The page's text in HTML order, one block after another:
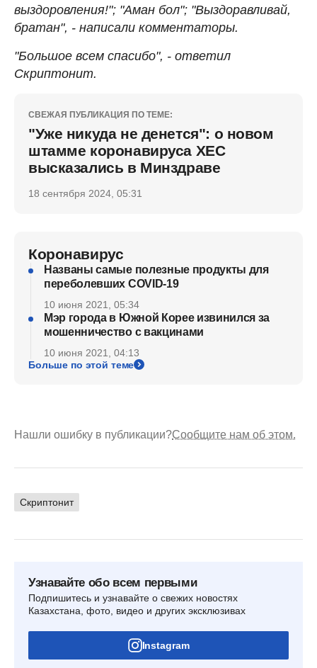
выздоровления!"; "Аман бол"; "Выздоравливай,
братан", - написали комментаторы.
"Большое всем спасибо", - ответил
Скриптонит.
СВЕЖАЯ ПУБЛИКАЦИЯ ПО ТЕМЕ:
"Уже никуда не денется": о новом
штамме коронавируса ХЕС
высказались в Минздраве
18 сентября 2024, 05:31
Коронавирус
Названы самые полезные продукты для
переболевших COVID-19
10 июня 2021, 05:34
Мэр города в Южной Корее извинился за
мошенничество с вакцинами
10 июня 2021, 04:13
Больше по этой теме
Нашли ошибку в публикации?Сообщите нам об этом.
Скриптонит
Узнавайте обо всем первыми
Подпишитесь и узнавайте о свежих новостях
Казахстана, фото, видео и других эксклюзивах
Instagram